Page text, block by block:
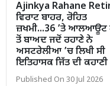
Ajinkya Rahane
ਵਿਰਾਟ ਬਾਹਰ, ਰੋਹਿਤ
ਜ਼ਖਮੀ...36 ’ਤੇ ਆਲਆਊਟ
ਤੋਂ ਬਾਅਦ ਜਦੋਂ ਰਹਾਣੇ ਨੇ
ਅਸਟਰੇਲੀਆ ’ਚ ਲਿਖੀ ਸੀ
ਇਤਿਹਾਸਕ ਜਿੱਤ ਦੀ ਕਹਾਣੀ
Published On 30 Jul 2026